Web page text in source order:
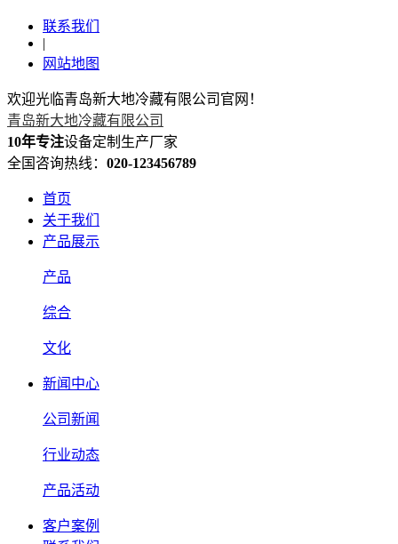
联系我们
|
网站地图
欢迎光临青岛新大地冷藏有限公司官网！
青岛新大地冷藏有限公司
10年专注设备定制生产厂家
全国咨询热线： 020-123456789
首页
关于我们
产品展示
产品
综合
文化
新闻中心
公司新闻
行业动态
产品活动
客户案例